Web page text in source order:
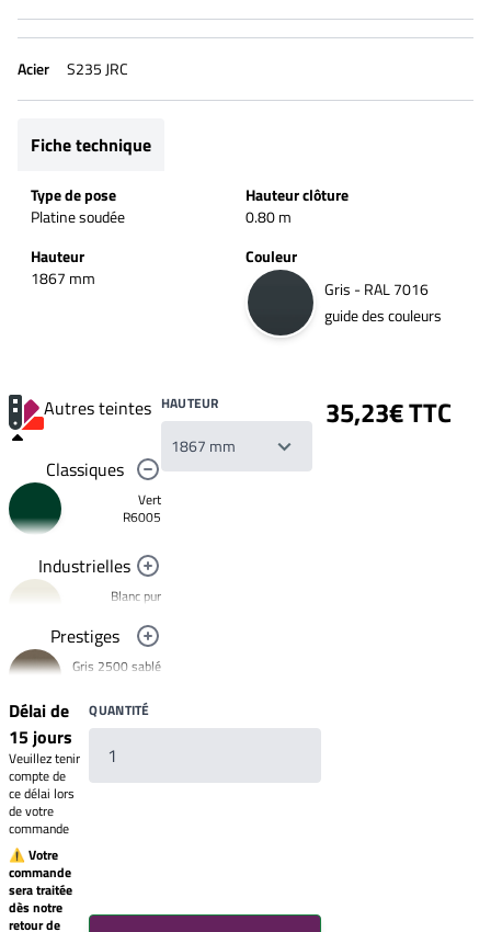
Acier S235 JRC
Fiche technique
Type de pose
Platine soudée
Hauteur clôture
0.80 m
Hauteur
1867 mm
Couleur
Gris - RAL 7016
guide des couleurs
Autres teintes
Classiques
Vert
R6005
Industrielles
Blanc pur
Noir foncé
R9005
signalisation
R1023
Rouge clair
R3020
Prestiges
Gris 2500 sablé
Bronze 2525
Mars 2525
Sablé
Starlight 2525
HAUTEUR 35,23€ TTC
Délai de
15 jours
Veuillez tenir
compte de
ce délai lors
de votre
commande
⚠ Votre
commande
sera traitée
dès notre
retour de
QUANTITÉ
Votre
liste